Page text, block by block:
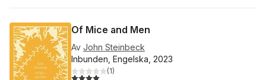
Of Mice and Men
Av John Steinbeck
Inbunden, Engelska, 2023
4,0utav 5 stjärnor. Totalt antal röster:
(1)